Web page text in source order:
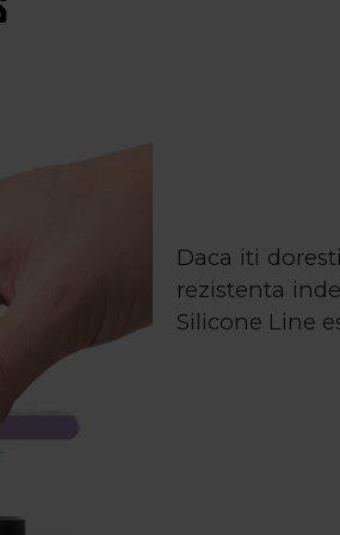
Daca iti
rezistenta
Silicone Line